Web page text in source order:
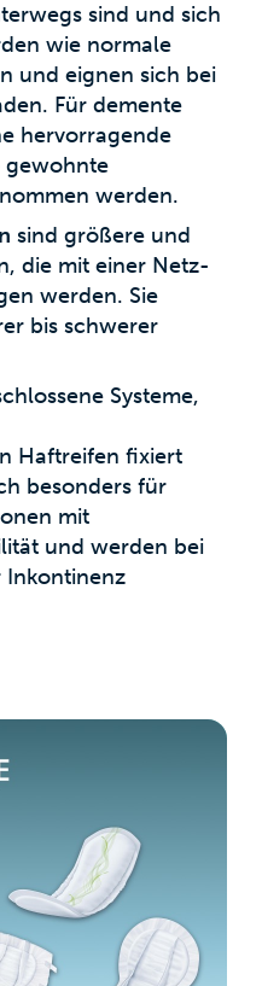
sind und sich
wie normale
und eignen sich bei
Für demente
hervorragende
gewohnte
werden.
sind größere und
die mit einer Netz-
werden. Sie
bis schwerer
Systeme,
Haftreifen fixiert
besonders für
mit
und werden bei
Inkontinenz